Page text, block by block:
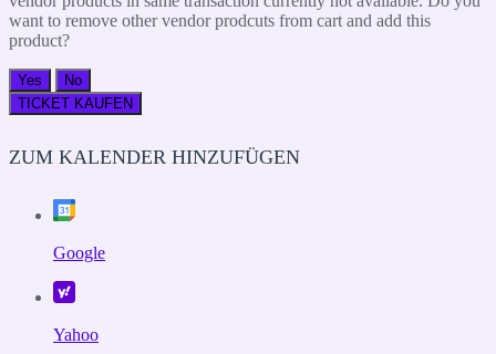
want to remove other vendor prodcuts from cart and add this
product?
Yes
No
TICKET KAUFEN
ZUM KALENDER HINZUFÜGEN
Google
Yahoo